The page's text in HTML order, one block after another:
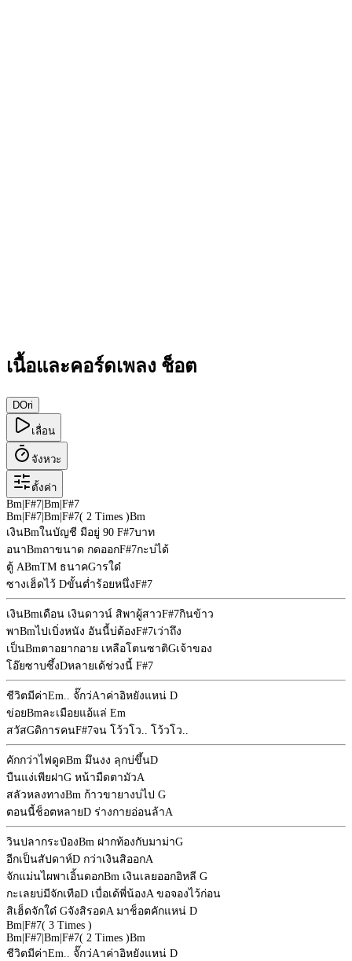
เนื้อและคอร์ดเพลง ช็อต
DOri
เลื่อน
จังหวะ
ตั้งค่า
Bm F#7 Bm F#7
Bm F#7 Bm F#7( 2 Times )Bm
เงินBmในบัญชี มีอยู่ 90 F#7บาท
อนาBmถาขนาด กดออกF#7กะบ่ได้
ตู้ ABmTM ธนาคGารใด๋
ซางเฮ็ดไว้ Dขั้นต่ำร้อยหนึ่งF#7
เงินBmเดือน เงินดาวน์ สิพาผู้สาวF#7กินข้าว
พาBmไปเบิ่งหนัง อันนี้บ่ต้องF#7เว่าถึง
เป็นBmตาอยากอาย เหลือโตนซาติGเจ้าของ
โอ๊ยซาบซึ้งDหลายเด้ช่วงนี้ F#7
ชีวิตมีค่าEm.. จั๊กว่Aาค่าอิหยังแหน่ D
ข่อยBmละเมือยแอ้แล่ Em
สวัสGดิการคนF#7จน โว้วโว.. โว้วโว..
คักกว่าไฟดูดBm มึนงง ลุกบ่ขึ้นD
บืนแง่เพียฝาG หน้ามืดตามัวA
สลัวหลงทางBm ก้าวขายางบ่ไป G
ตอนนี้ช็อตหลายD ร่างกายอ่อนล้าA
วินปลากระป๋องBm ฝากท้องกับมาม่าG
อีกเป็นสัปดาห์D กว่าเงินสิออกA
จักแม่นไผพาเอิ้นดอกBm เงินเลยออกอิหลี G
กะเลยบ่มีจักเทือD เบื่อเด้พี่น้องAขอจองไว้ก่อน
สิเฮ็ดจักใด๋ GจังสิรอดAมาช็อตคักแหน่ D
Bm F#7( 3 Times )
Bm F#7 Bm F#7( 2 Times )Bm
ชีวิตมีค่าEm.. จั๊กว่Aาค่าอิหยังแหน่ D